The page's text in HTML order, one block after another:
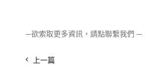
—欲索取更多資訊，請點聯繫我們 —
上一篇